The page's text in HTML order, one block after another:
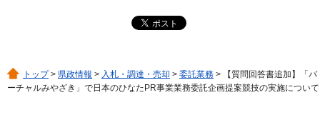
トップ> 県政情報 > 入札・調達・売却 > 委託業務 > 【質問回答書追加】「バ
ーチャルみやざき」で日本のひなたPR事業業務委託企画提案競技の実施について